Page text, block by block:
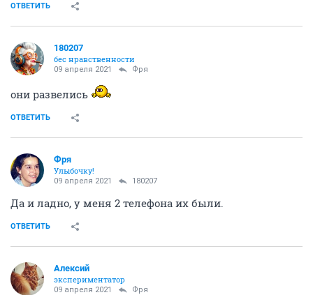
ОТВЕТИТЬ
180207
бес нравственности
09 апреля 2021 Фря
они развелись
ОТВЕТИТЬ
Фря
Улыбочку!
09 апреля 2021 180207
Да и ладно, у меня 2 телефона их были.
ОТВЕТИТЬ
Алексий
экспериментатор
09 апреля 2021 Фря